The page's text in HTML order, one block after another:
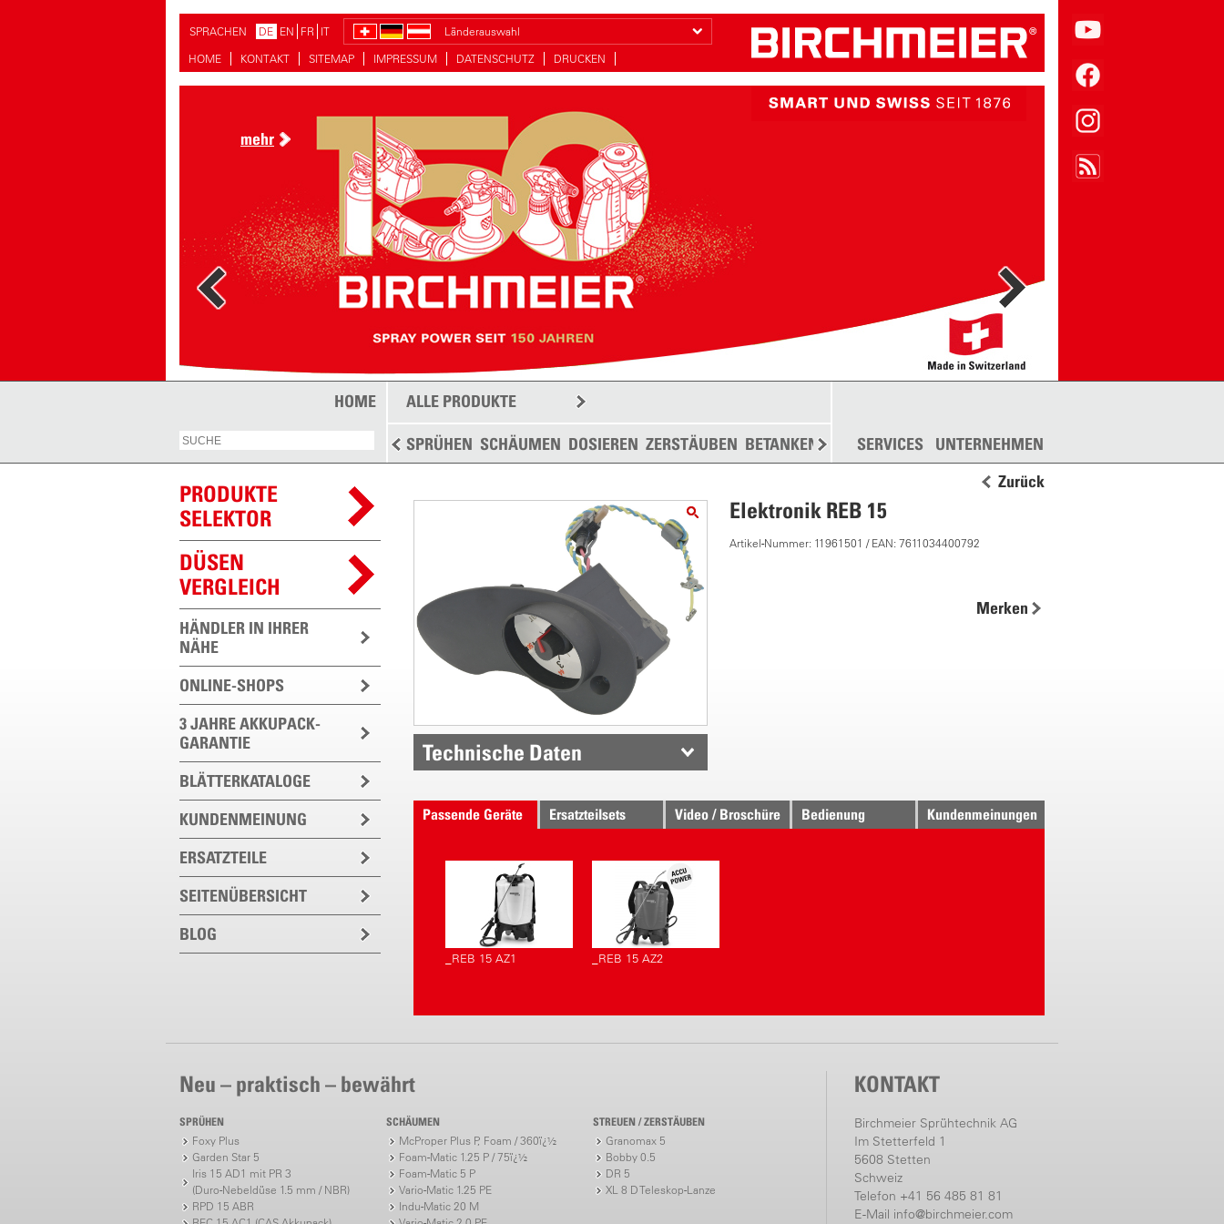
SPRACHEN DE EN FR IT
Länderauswahl
HOME
KONTAKT SITEMAP IMPRESSUM DATENSCHUTZ DRUCKEN
mehr
HOME ALLE PRODUKTE
SPRÜHEN SCHÄUMEN DOSIEREN ZERSTÄUBEN BETANKEN STREUEN WEITERE
SERVICES UNTERNEHMEN
PRODUKTE
SELEKTOR
DÜSEN
VERGLEICH
HÄNDLER IN IHRER
NÄHE
ONLINE-SHOPS
3 JAHRE AKKUPACK-
GARANTIE
BLÄTTERKATALOGE
KUNDENMEINUNG
ERSATZTEILE
SEITENÜBERSICHT
BLOG
Zurück
Elektronik REB 15
Artikel-Nummer: 11961501 / EAN: 7611034400792
Merken
Technische Daten
Passende Geräte Ersatzteilsets Video / Broschüre Bedienung Kundenmeinungen
_REB 15 AZ1 _REB 15 AZ2
Neu – praktisch – bewährt
SPRÜHEN
Foxy Plus
Garden Star 5
Iris 15 AD1 mit PR 3
(Duro-Nebeldüse 1.5 mm / NBR)
RPD 15 ABR
SCHÄUMEN
McProper Plus P, Foam / 360ï¿½
Foam-Matic 1.25 P / 75ï¿½
Foam-Matic 5 P
Vario-Matic 1.25 PE
Indu-Matic 20 M
STREUEN / ZERSTÄUBEN
Granomax 5
Bobby 0.5
DR 5
XL 8 D Teleskop-Lanze
KONTAKT
Birchmeier Sprühtechnik AG
Im Stetterfeld 1
5608 Stetten
Schweiz
Telefon +41 56 485 81 81
E-Mail info@birchmeier.com